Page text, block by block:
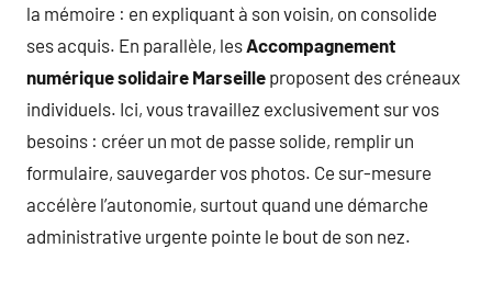
la mémoire : en expliquant à son voisin, on consolide
ses acquis. En parallèle, les Accompagnement
numérique solidaire Marseille proposent des créneaux
individuels. Ici, vous travaillez exclusivement sur vos
besoins : créer un mot de passe solide, remplir un
formulaire, sauvegarder vos photos. Ce sur-mesure
accélère l’autonomie, surtout quand une démarche
administrative urgente pointe le bout de son nez.